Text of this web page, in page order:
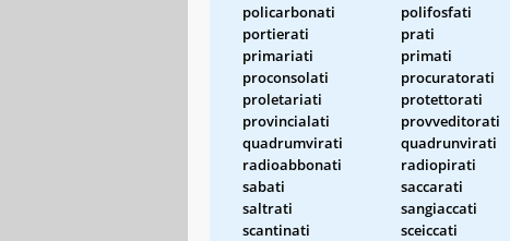
policarbonati
polifosfati
portierati
prati
primariati
primati
proconsolati
procuratorati
proletariati
protettorati
provincialati
provveditorati
quadrumvirati
quadrunvirati
radioabbonati
radiopirati
sabati
saccarati
saltrati
sangiaccati
scantinati
sceiccati